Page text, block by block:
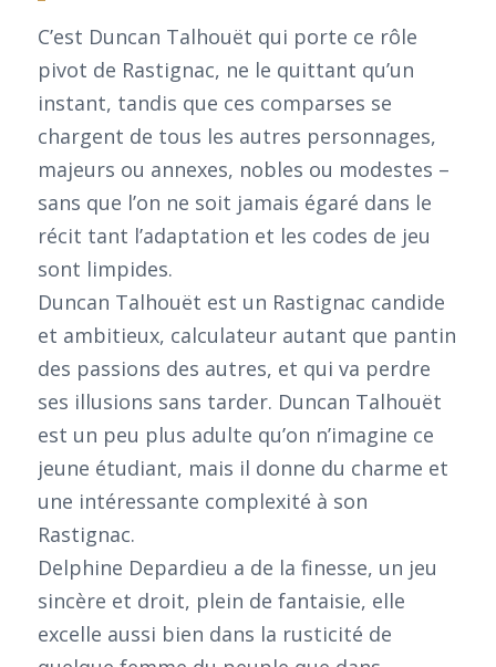
C’est Duncan Talhouët qui porte ce rôle
pivot de Rastignac, ne le quittant qu’un
instant, tandis que ces comparses se
chargent de tous les autres personnages,
majeurs ou annexes, nobles ou modestes –
sans que l’on ne soit jamais égaré dans le
récit tant l’adaptation et les codes de jeu
sont limpides.
Duncan Talhouët est un Rastignac candide
et ambitieux, calculateur autant que pantin
des passions des autres, et qui va perdre
ses illusions sans tarder. Duncan Talhouët
est un peu plus adulte qu’on n’imagine ce
jeune étudiant, mais il donne du charme et
une intéressante complexité à son
Rastignac.
Delphine Depardieu a de la finesse, un jeu
sincère et droit, plein de fantaisie, elle
excelle aussi bien dans la rusticité de